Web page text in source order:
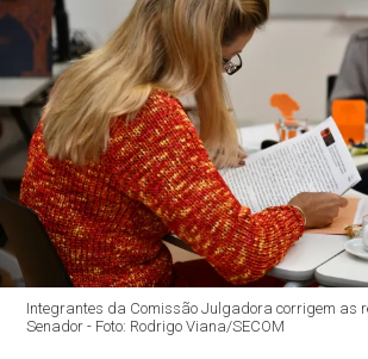
Integrantes da Comissão Julgadora corrigem as
Senador - Foto: Rodrigo Viana/SECOM